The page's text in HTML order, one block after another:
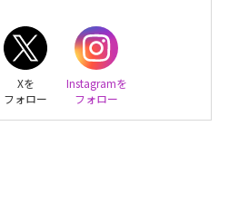
Xを
フォロー
Instagramを
フォロー